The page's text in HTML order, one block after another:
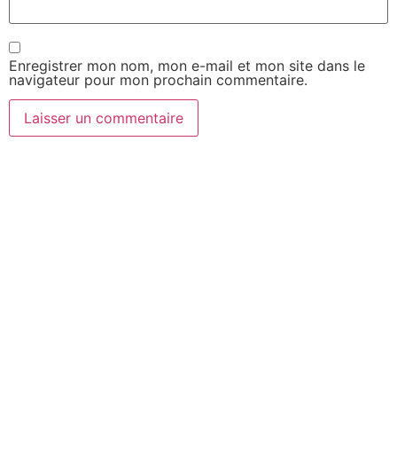
Enregistrer mon nom, mon e-mail et mon site dans le
navigateur pour mon prochain commentaire.